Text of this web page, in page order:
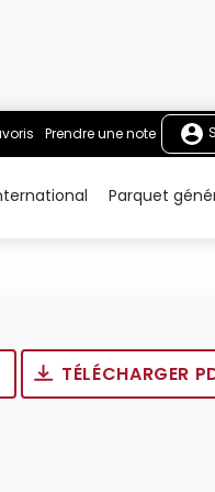
Prendre une note
Parquet
TÉLÉCHARGER